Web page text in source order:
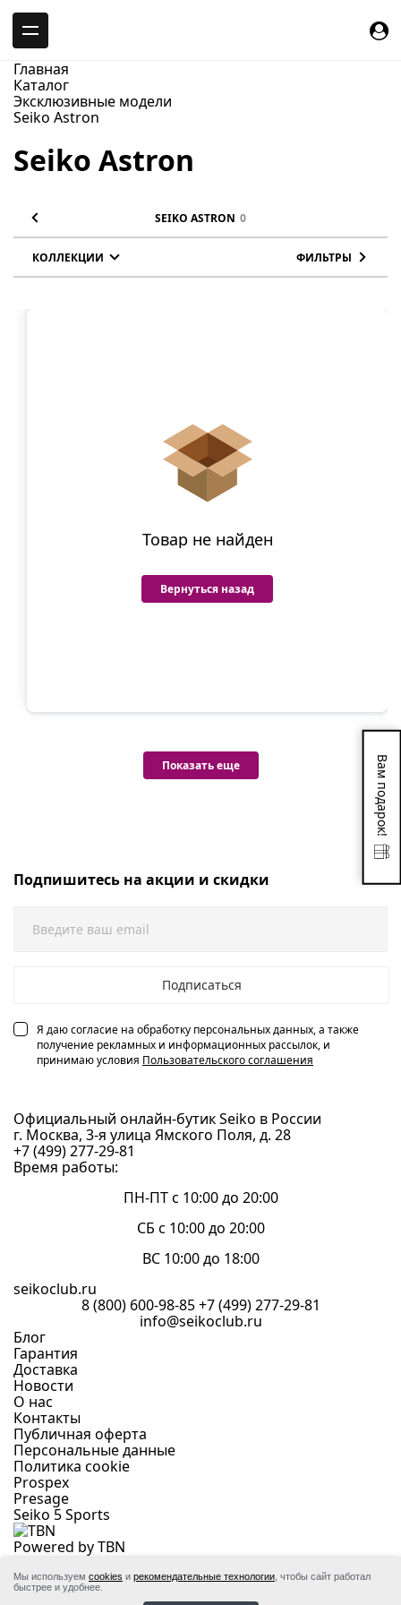
Главная
Каталог
Эксклюзивные модели
Seiko Astron
Seiko Astron
SEIKO ASTRON 0
КОЛЛЕКЦИИ ФИЛЬТРЫ
Товар не найден
Вернуться назад
Показать еще
Подпишитесь на акции и скидки
Подписаться
Я даю согласие на обработку персональных данных, а также
получение рекламных и информационных рассылок, и
принимаю условия Пользовательского соглашения
Официальный онлайн-бутик Seiko в России
г. Москва, 3-я улица Ямского Поля, д. 28
+7 (499) 277-29-81
Время работы:
ПН-ПТ с 10:00 до 20:00
СБ с 10:00 до 20:00
ВС 10:00 до 18:00
seikoclub.ru
8 (800) 600-98-85 +7 (499) 277-29-81
info@seikoclub.ru
Блог
Гарантия
Доставка
Новости
О нас
Контакты
Публичная оферта
Персональные данные
Политика cookie
Prospex
Presage
Seiko 5 Sports
Powered by TBN
Сейко Клуб | Seikoclub.ru — официальный проект
компании «ТБН Тайм» — эксклюзивного
Мы используем cookies и рекомендательные технологии , чтобы сайт работал
быстрее и удобнее.
Вам подарок!